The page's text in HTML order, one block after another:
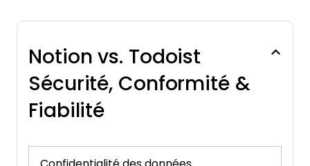
Notion vs. Todoist
Sécurité, Conformité &
Fiabilité